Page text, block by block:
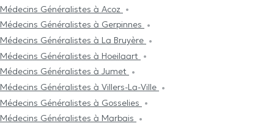
Médecins Généralistes à Acoz
Médecins Généralistes à Gerpinnes
Médecins Généralistes à La Bruyère
Médecins Généralistes à Hoeilaart
Médecins Généralistes à Jumet
Médecins Généralistes à Villers-La-Ville
Médecins Généralistes à Gosselies
Médecins Généralistes à Marbais